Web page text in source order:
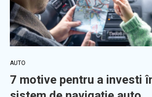
AUTO
7 motive pentru a investi